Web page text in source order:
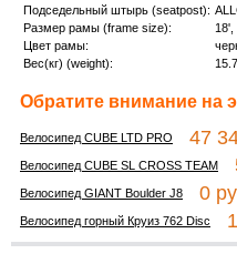
Подседельный штырь (seatpost):
Размер рамы (frame size):
18',
Цвет рамы:
Вес(кг) (weight):
15.7
Обратите внимание на
Велосипед CUBE LTD PRO 47
Велосипед CUBE SL CROSS TEAM
Велосипед GIANT Boulder J8 0
Велосипед горный Круиз 762 Disc